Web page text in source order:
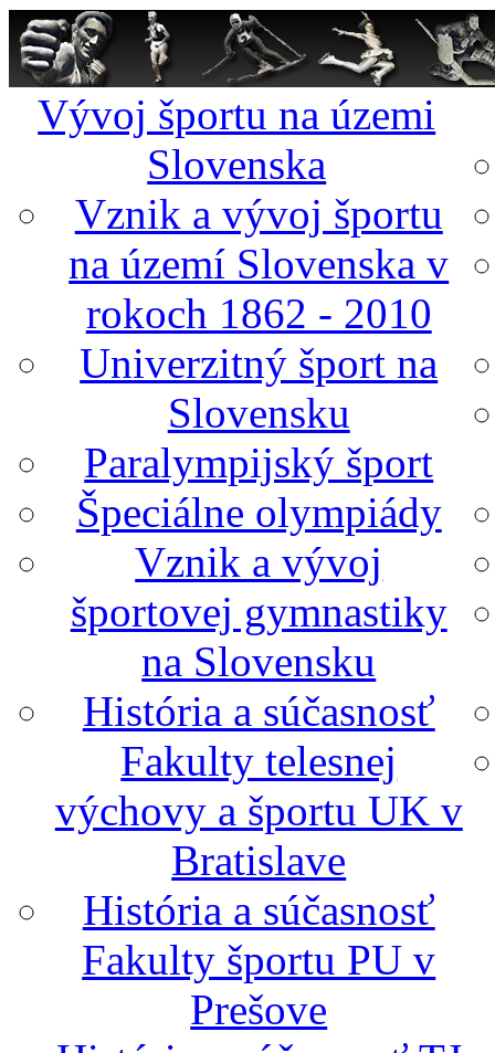
Vývoj športu na územi
Slovenska
Vznik a vývoj športu
na území Slovenska v
rokoch 1862 - 2010
Univerzitný šport na
Slovensku
Paralympijský šport
Špeciálne olympiády
Vznik a vývoj
športovej gymnastiky
na Slovensku
História a súčasnosť
Fakulty telesnej
výchovy a športu UK v
Bratislave
História a súčasnosť
Fakulty športu PU v
Prešove